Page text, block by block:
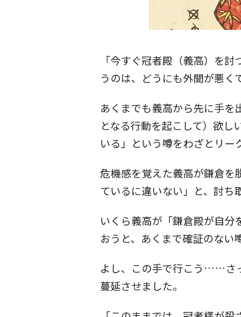
「今すぐ冠者殿（義高）を
うのは、どうにも外聞が悪く
あくまでも義高から先に手を
となる行動を起こして）欲
いる」という噂をわざとリー
危機感を覚えた義高が鎌倉を
ているに違いない」と、討ち
いくら義高が「鎌倉殿が自
おうと、あくまで確証のない
よし、この手で行こう……さ
蔓延させました。